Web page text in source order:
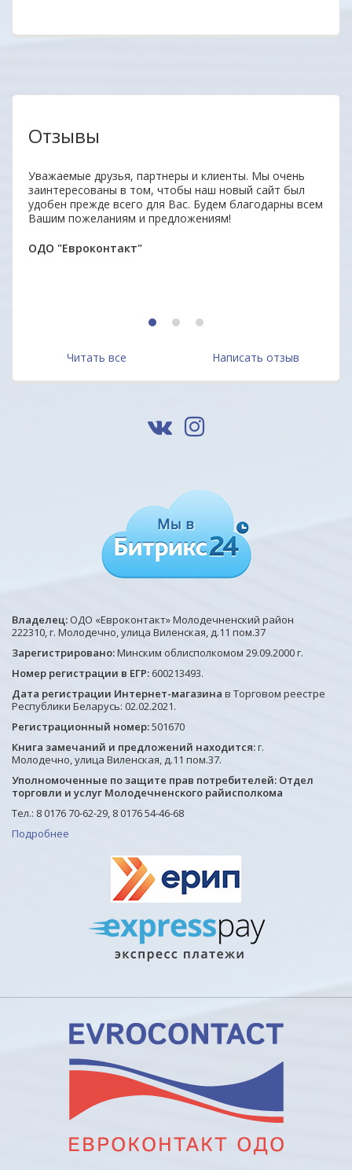
Отзывы
Уважаемые друзья, партнеры и клиенты. Мы очень
заинтересованы в том, чтобы наш новый сайт был
удобен прежде всего для Вас. Будем благодарны всем
Вашим пожеланиям и предложениям!
ОДО "Евроконтакт"
1 2 3
Читать все Написать отзыв
Владелец: ОДО «Евроконтакт» Молодечненский район
222310, г. Молодечно, улица Виленская, д.11 пом.37
Зарегистрировано:Минским облисполкомом 29.09.2000 г.
Номер регистрации в ЕГР: 600213493.
Дата регистрации Интернет-магазина в Торговом реестре
Республики Беларусь: 02.02.2021.
Регистрационный номер:501670
Книга замечаний и предложений находится:г.
Молодечно, улица Виленская, д.11 пом.37.
Уполномоченные по защите прав потребителей: Отдел
торговли и услуг Молодечненского райисполкома
Тел.: 8 0176 70-62-29, 8 0176 54-46-68
Подробнее